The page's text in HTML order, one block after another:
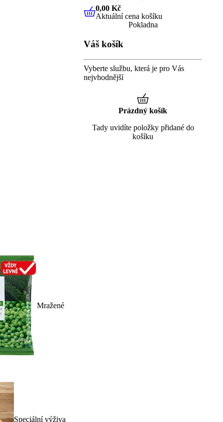
Mražené
Speciální výživa
0,00 KčAktuální cena košíku
0,00 Kč
Aktuální cena košíku
Pokladna
Váš košík
Vyberte službu, která je pro Vás
nejvhodnější
Prázdný košík
Tady uvidíte položky přidané do
košíku